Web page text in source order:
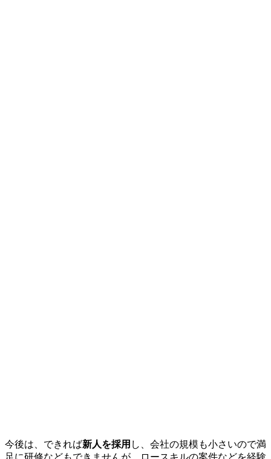
今後は、できれば新人を採用 し、会社の規模も小さいので満
足に研修などもできませんが、ロースキルの案件などを経験